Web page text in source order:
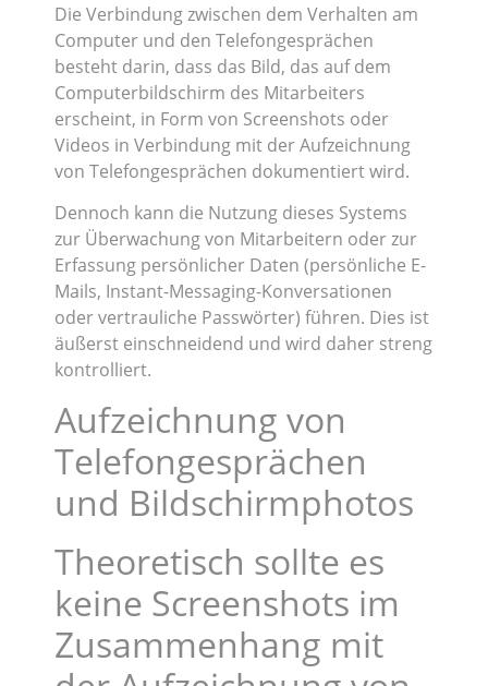
Die Verbindung zwischen dem Verhalten am
Computer und den Telefongesprächen
besteht darin, dass das Bild, das auf dem
Computerbildschirm des Mitarbeiters
erscheint, in Form von Screenshots oder
Videos in Verbindung mit der Aufzeichnung
von Telefongesprächen dokumentiert wird.
Dennoch kann die Nutzung dieses Systems
zur Überwachung von Mitarbeitern oder zur
Erfassung persönlicher Daten (persönliche E-
Mails, Instant-Messaging-Konversationen
oder vertrauliche Passwörter) führen. Dies ist
äußerst einschneidend und wird daher streng
kontrolliert.
Aufzeichnung von
Telefongesprächen
und Bildschirmphotos
Theoretisch sollte es
keine Screenshots im
Zusammenhang mit